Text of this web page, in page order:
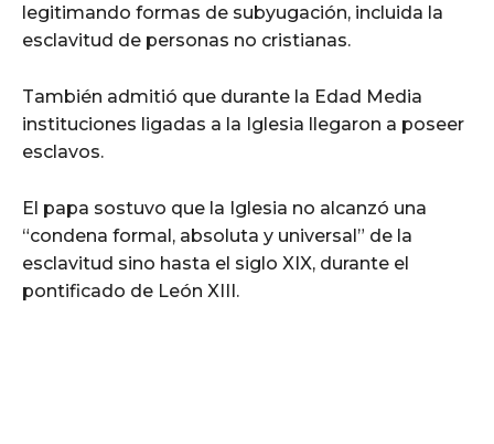
legitimando formas de subyugación, incluida la
esclavitud de personas no cristianas.
También admitió que durante la Edad Media
instituciones ligadas a la Iglesia llegaron a poseer
esclavos.
El papa sostuvo que la Iglesia no alcanzó una
“condena formal, absoluta y universal” de la
esclavitud sino hasta el siglo XIX, durante el
pontificado de León XIII.